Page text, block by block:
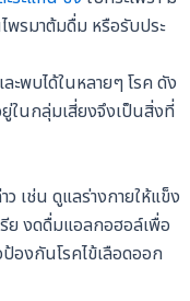
พรมาต้มดื่ม หรือรับประ
ะพบได้ในหลายๆ โรค ดัง
ในกลุ่มเสี่ยงจึงเป็นสิ่งที่
เช่น ดูแลร่างกายให้แข็ง
ย งดดื่มแอลกอฮอล์เพื่อ
องกันโรคไข้เลือดออก